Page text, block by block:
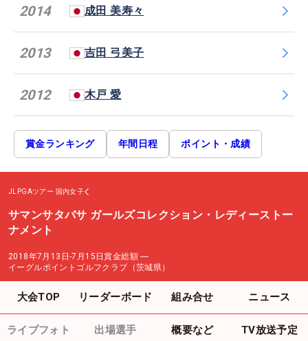
2014 成田 美寿々
2013 吉田 弓美子
2012 木戸 愛
賞金ランキング 年間日程 ポイント・成績
JLPGAツアー 国内女子
サマンサタバサ ガールズコレクション・レディーストー
ナメント
2018年7月13日-7月15日賞金総額 ―
イーグルポイントゴルフクラブ（茨城県）
大会TOP リーダーボード 組み合せ ニュース
ライブフォト 出場選手 概要など TV放送予定